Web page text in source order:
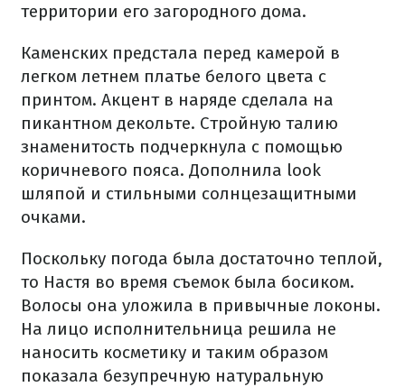
территории его загородного дома.
Каменских предстала перед камерой в
легком летнем платье белого цвета с
принтом. Акцент в наряде сделала на
пикантном декольте. Стройную талию
знаменитость подчеркнула с помощью
коричневого пояса. Дополнила look
шляпой и стильными солнцезащитными
очками.
Поскольку погода была достаточно теплой,
то Настя во время съемок была босиком.
Волосы она уложила в привычные локоны.
На лицо исполнительница решила не
наносить косметику и таким образом
показала безупречную натуральную